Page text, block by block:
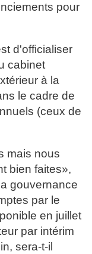
pour
d'officialiser
cabinet
à la
le cadre de
(ceux de
mais nous
bien faites»,
gouvernance
par le
en juillet
par intérim
sera-t-il